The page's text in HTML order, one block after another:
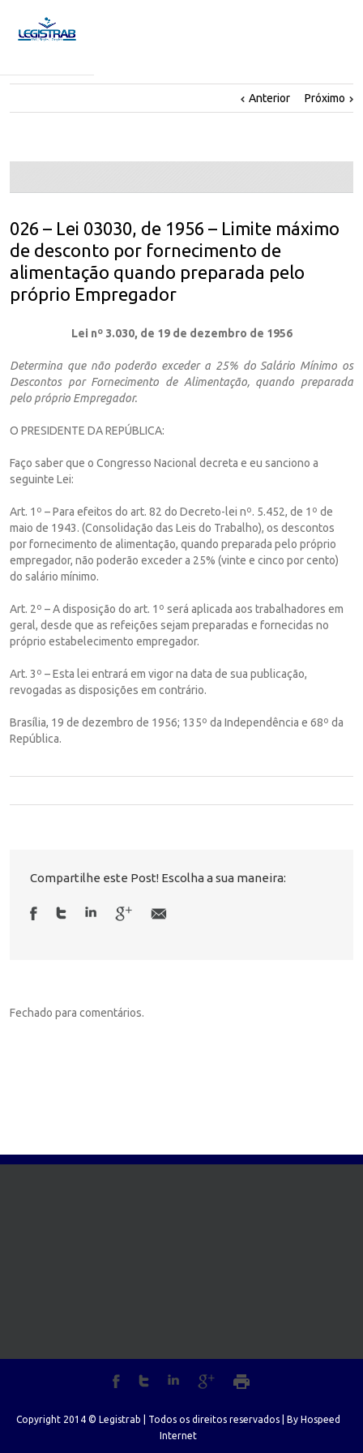
Anterior Próximo
026 – Lei 03030, de 1956 – Limite máximo
de desconto por fornecimento de
alimentação quando preparada pelo
próprio Empregador
Lei nº 3.030, de 19 de dezembro de 1956
Determina que não poderão exceder a 25% do Salário Mínimo os
Descontos por Fornecimento de Alimentação, quando preparada
pelo próprio Empregador.
O PRESIDENTE DA REPÚBLICA:
Faço saber que o Congresso Nacional decreta e eu sanciono a
seguinte Lei:
Art. 1º – Para efeitos do art. 82 do Decreto-lei nº. 5.452, de 1º de
maio de 1943. (Consolidação das Leis do Trabalho), os descontos
por fornecimento de alimentação, quando preparada pelo próprio
empregador, não poderão exceder a 25% (vinte e cinco por cento)
do salário mínimo.
Art. 2º – A disposição do art. 1º será aplicada aos trabalhadores em
geral, desde que as refeições sejam preparadas e fornecidas no
próprio estabelecimento empregador.
Art. 3º – Esta lei entrará em vigor na data de sua publicação,
revogadas as disposições em contrário.
Brasília, 19 de dezembro de 1956; 135º da Independência e 68º da
República.
Compartilhe este Post! Escolha a sua maneira:
Fechado para comentários.
Copyright 2014 © Legistrab | Todos os direitos reservados | By Hospeed
Internet